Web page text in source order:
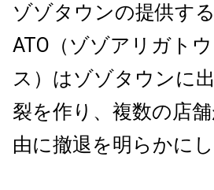
ゾゾタウンの提供す
ATO（ゾゾアリガト
ス）はゾゾタウンに
裂を作り、複数の店
由に撤退を明らかにし